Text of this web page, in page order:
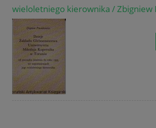
wieloletniego kierownika / Zbigniew